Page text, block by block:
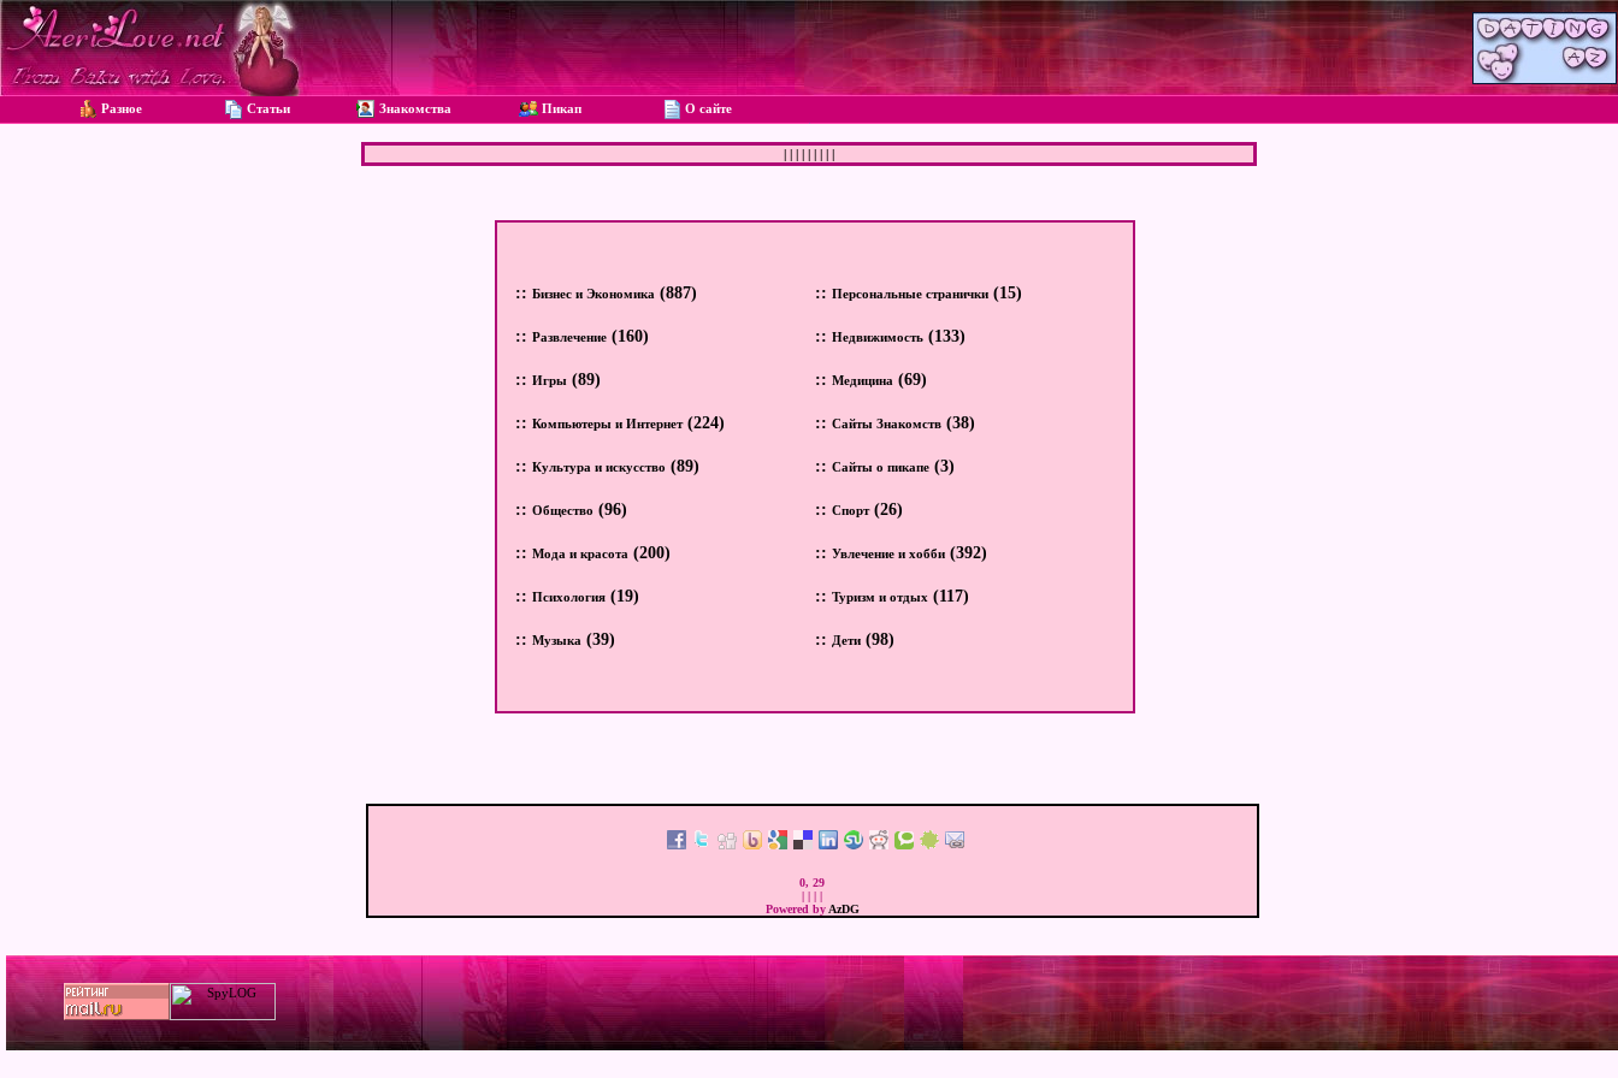
Разное Статьи Знакомства Пикап О сайте
| | | | | | | | |
:: Бизнес и Экономика (887) :: Персональные странички (15)
:: Развлечение (160) :: Недвижимость (133)
:: Игры (89) :: Медицина (69)
:: Компьютеры и Интернет(224) :: Сайты Знакомств (38)
:: Культура и искусство (89) :: Сайты о пикапе (3)
:: Общество (96) :: Спорт(26)
:: Мода и красота (200) :: Увлечение и хобби (392)
:: Психология (19) :: Туризм и отдых (117)
:: Музыка (39) :: Дети (98)
0, 29
| | | |
Powered by AzDG